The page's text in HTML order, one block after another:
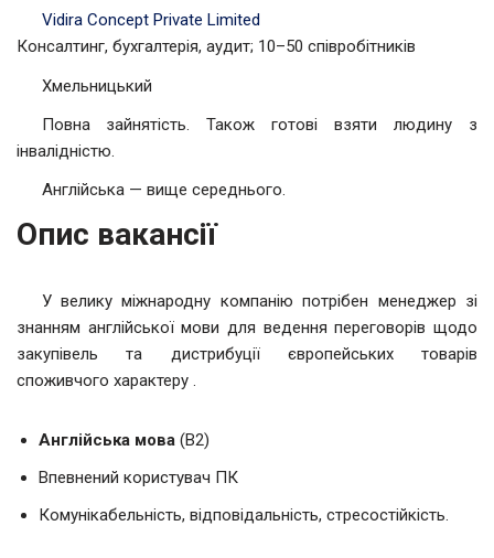
Vidira Concept Private Limited
Консалтинг, бухгалтерія, аудит; 10–50 співробітників
Хмельницький
Повна зайнятість. Також готові взяти людину з
інвалідністю.
Англійська — вище середнього.
Опис вакансії
У велику міжнародну компанію потрібен менеджер зі
знанням англійської мови для ведення переговорів щодо
закупівель та дистрибуції європейських товарів
споживчого характеру .
Англійська мова (В2)
Впевнений користувач ПК
Комунікабельність, відповідальність, стресостійкість.